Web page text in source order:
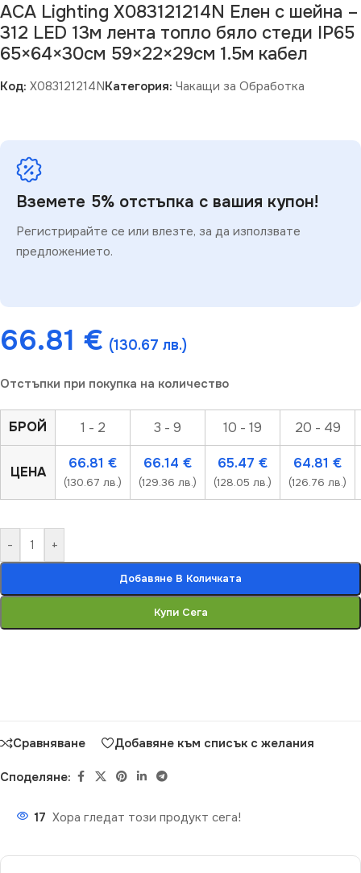
ACA Lighting X083121214N Елен с шейна –
312 LED 13м лента топло бяло стеди IP65
65×64×30см 59×22×29см 1.5м кабел
Код: X083121214NКатегория: Чакащи за Обработка
Вземете 5% отстъпка с вашия купон!
Регистрирайте се или влезте, за да използвате
предложението.
66.81 € (130.67 лв.)
Отстъпки при покупка на количество
БРОЙ 1 - 2 3 - 9 10 - 19 20 - 49
ЦЕНА
66.81 €
(130.67 лв.)
66.14 €
(129.36 лв.)
65.47 €
(128.05 лв.)
64.81 €
(126.76 лв.)
- +
Добавяне В Количката
Купи Сега
Сравняване Добавяне към списък с желания
Споделяне:
17 Хора гледат този продукт сега!